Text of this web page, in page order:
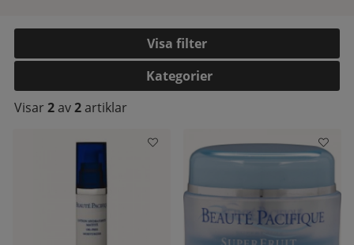
Filtrera
Kategorier
Visar 2av2artiklar